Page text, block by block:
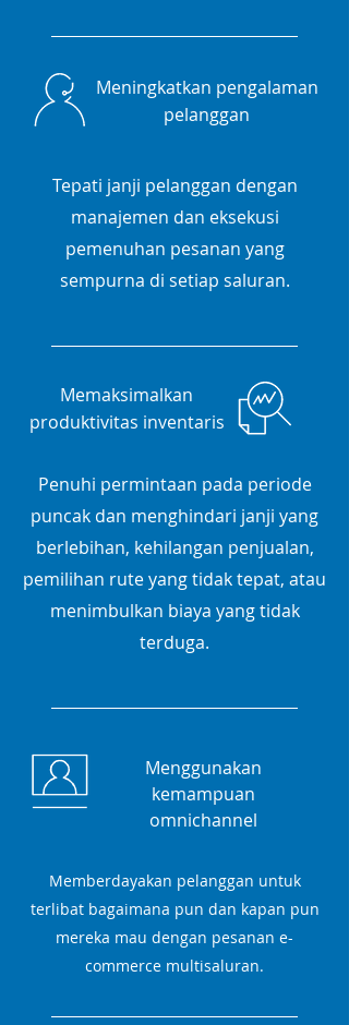
Meningkatkan pengalaman
pelanggan
Tepati janji pelanggan dengan
manajemen dan eksekusi
pemenuhan pesanan yang
sempurna di setiap saluran.
Memaksimalkan
produktivitas inventaris
Penuhi permintaan pada periode
puncak dan menghindari janji yang
berlebihan, kehilangan penjualan,
pemilihan rute yang tidak tepat, atau
menimbulkan biaya yang tidak
terduga.
Menggunakan
kemampuan
omnichannel
Memberdayakan pelanggan untuk
terlibat bagaimana pun dan kapan pun
mereka mau dengan pesanan e-
commerce multisaluran.